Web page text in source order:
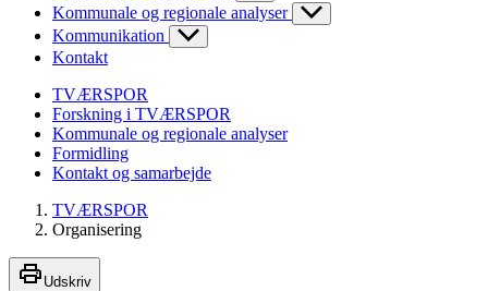
Kommunale og regionale analyser
Kommunikation
Kontakt
TVÆRSPOR
Forskning i TVÆRSPOR
Kommunale og regionale analyser
Formidling
Kontakt og samarbejde
TVÆRSPOR
Organisering
Udskriv